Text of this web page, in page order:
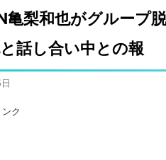
亀梨和也がグループ
話し合い中との報
ク